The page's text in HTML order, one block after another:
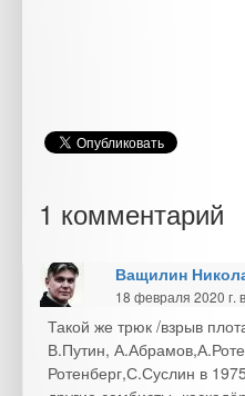
1 комментарий
Ващилин
18 февраля 2020 г.
Такой же трюк /взрыв
В.Путин,
Ротенберг,С.Суслин в